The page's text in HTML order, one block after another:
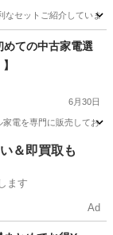
セットご紹介していま
ての中古家電選
6月30日
電を専門に販売してお
キッチン家電
＆即買取も
ます
Ad